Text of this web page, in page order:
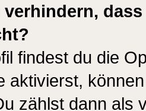
findest du die
aktivierst,
zählst dann als